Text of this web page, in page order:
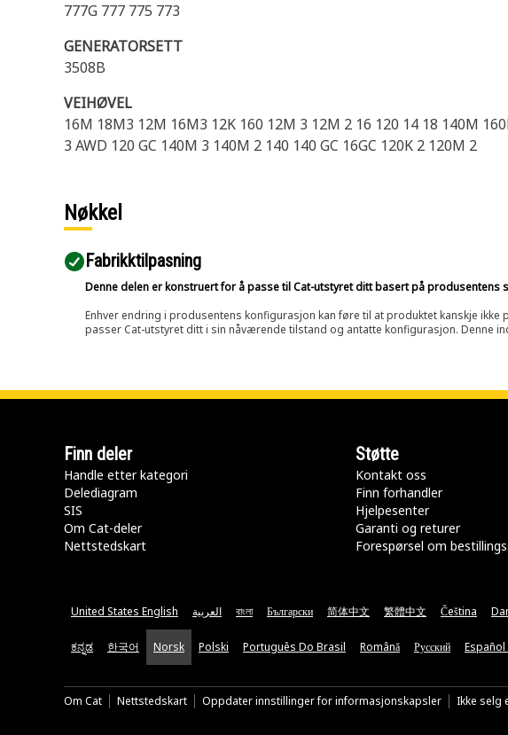
777G 777 775 773
GENERATORSETT
3508B
VEIHØVEL
16M 18M3 12M 16M3 12K 160 12M 3 12M 2 16 120 14 18 140M
3 AWD 120 GC 140M 3 140M 2 140 140 GC 16GC 120K 2 120M 2
Nøkkel
Fabrikktilpasning
Denne delen er konstruert for å passe til Cat-utstyret ditt basert på produsentens
Enhver endring i produsentens konfigurasjon kan føre til at produktet kanskje
passer Cat-utstyret ditt i sin nåværende tilstand og antatte konfigurasjon. Denne
Finn deler
Handle etter kategori
Delediagram
SIS
Om Cat-deler
Nettstedskart
Støtte
Kontakt oss
Finn forhandler
Hjelpesenter
Garanti og returer
Forespørsel om
United States English العربية বাংলা Български 简体中文 繁體中文 Čeština
ಕನ್ನಡ 한국어 Norsk Polski Português Do Brasil Română Русский Español
Om Cat Nettstedskart Oppdater innstillinger for informasjonskapsler Ikke selg